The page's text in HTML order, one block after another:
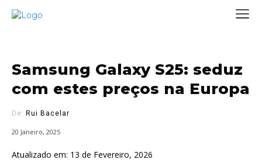
Samsung Galaxy S25: seduz
com estes preços na Europa
De: Rui Bacelar
20 Janeiro, 2025
Atualizado em: 13 de Fevereiro, 2026